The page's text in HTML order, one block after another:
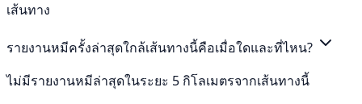
เส้นทาง
รายงานหมีครั้งล่าสุดใกล้เส้นทางนี้คือเมื่อใดและที่ไหน?
ไม่มีรายงานหมีล่าสุดในระยะ 5 กิโลเมตรจากเส้นทางนี้